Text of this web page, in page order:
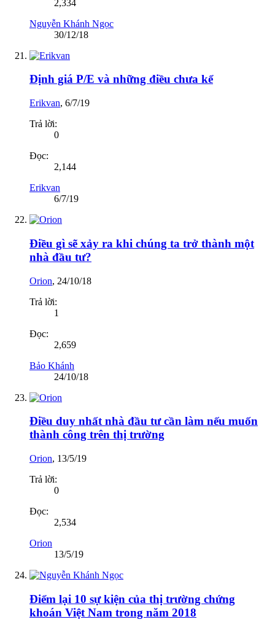
2,334
Nguyễn Khánh Ngọc
30/12/18
Định giá P/E và những điều chưa kể
Erikvan, 6/7/19
Trả lời:
0
Đọc:
2,144
Erikvan
6/7/19
Điều gì sẽ xảy ra khi chúng ta trở thành một
nhà đầu tư?
Orion, 24/10/18
Trả lời:
1
Đọc:
2,659
Bảo Khánh
24/10/18
Điều duy nhất nhà đầu tư cần làm nếu muốn
thành công trên thị trường
Orion, 13/5/19
Trả lời:
0
Đọc:
2,534
Orion
13/5/19
Điểm lại 10 sự kiện của thị trường chứng
khoán Việt Nam trong năm 2018